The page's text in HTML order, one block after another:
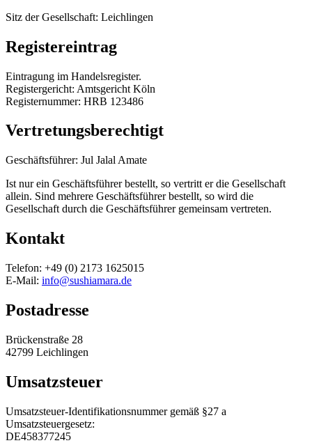
Sitz der Gesellschaft: Leichlingen
Registereintrag
Eintragung im Handelsregister.
Registergericht: Amtsgericht Köln
Registernummer: HRB 123486
Vertretungsberechtigt
Geschäftsführer: Jul Jalal Amate
Ist nur ein Geschäftsführer bestellt, so vertritt er die Gesellschaft
allein. Sind mehrere Geschäftsführer bestellt, so wird die
Gesellschaft durch die Geschäftsführer gemeinsam vertreten.
Kontakt
Telefon: +49 (0) 2173 1625015
E-Mail: info@sushiamara.de
Postadresse
Brückenstraße 28
42799 Leichlingen
Umsatzsteuer
Umsatzsteuer-Identifikationsnummer gemäß §27 a
Umsatzsteuergesetz:
DE458377245